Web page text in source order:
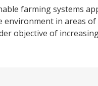
farming systems
in areas of
objective of